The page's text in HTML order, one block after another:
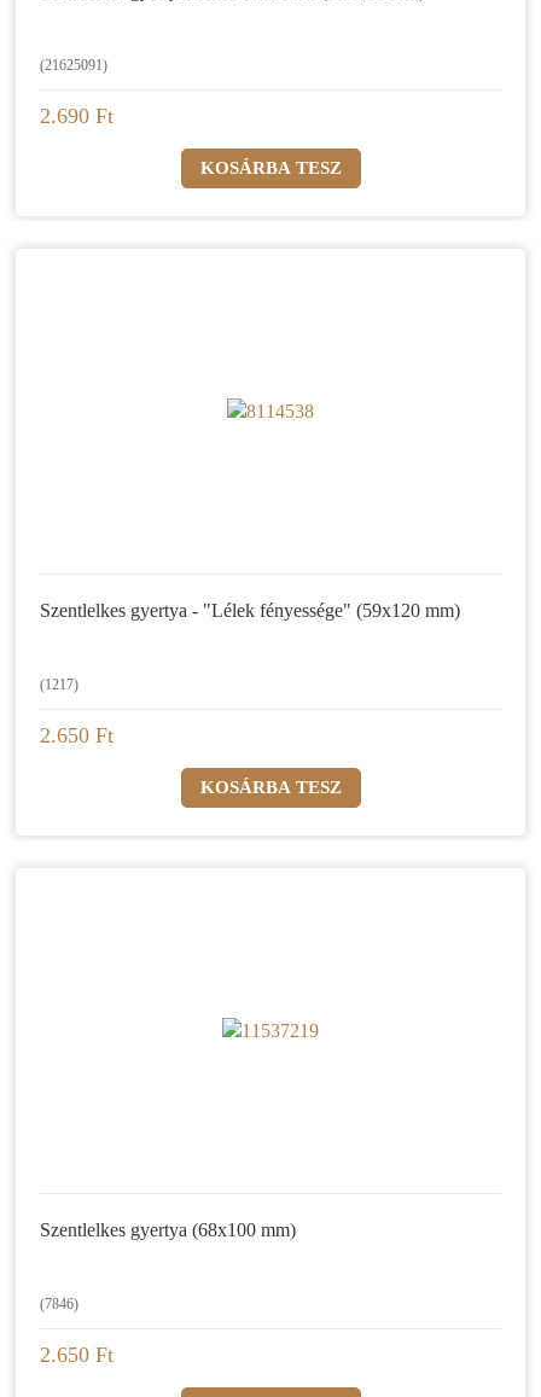
(21625091)
2.690 Ft
Szentlelkes gyertya - "Lélek fényessége" (59x120 mm)
(1217)
2.650 Ft
Szentlelkes gyertya (68x100 mm)
(7846)
2.650 Ft